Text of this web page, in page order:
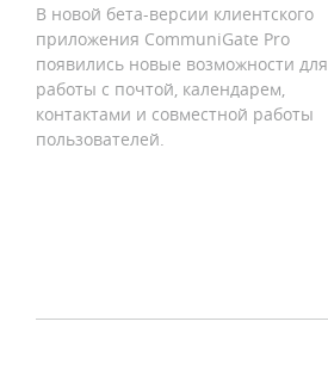
В новой бета-версии клиентского
приложения CommuniGate Pro
появились новые возможности для
работы с почтой, календарем,
контактами и совместной работы
пользователей.